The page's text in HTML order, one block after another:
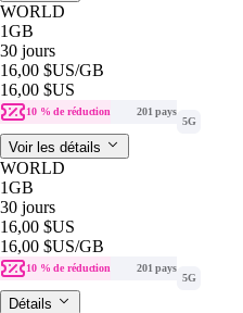
WORLD
1GB
30 jours
16,00 $US/GB
16,00 $US
10 % de réduction
201 pays
5G
Voir les détails
WORLD
1GB
30 jours
16,00 $US
16,00 $US/GB
10 % de réduction
201 pays
5G
Détails